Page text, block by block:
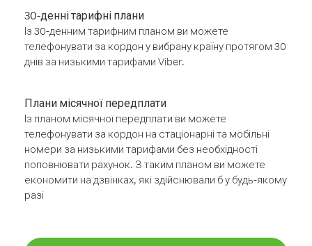
30-денні тарифні плани
Із 30-денним тарифним планом ви можете
телефонувати за кордон у вибрану країну протягом 30
днів за низькими тарифами Viber.
Плани місячної передплати
Із планом місячної передплати ви можете
телефонувати за кордон на стаціонарні та мобільні
номери за низькими тарифами без необхідності
поповнювати рахунок. З таким планом ви можете
економити на дзвінках, які здійснювали б у будь-якому
разі